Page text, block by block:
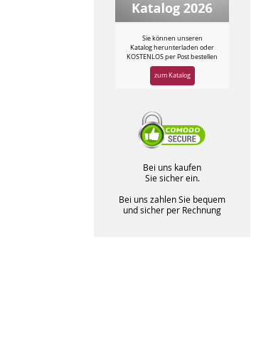
Sie können unseren
Katalog herunterladen oder
KOSTENLOS per Post bestellen
zum Katalog
Bei uns kaufen
Sie sicher ein.
Bei uns zahlen Sie bequem
und sicher per Rechnung